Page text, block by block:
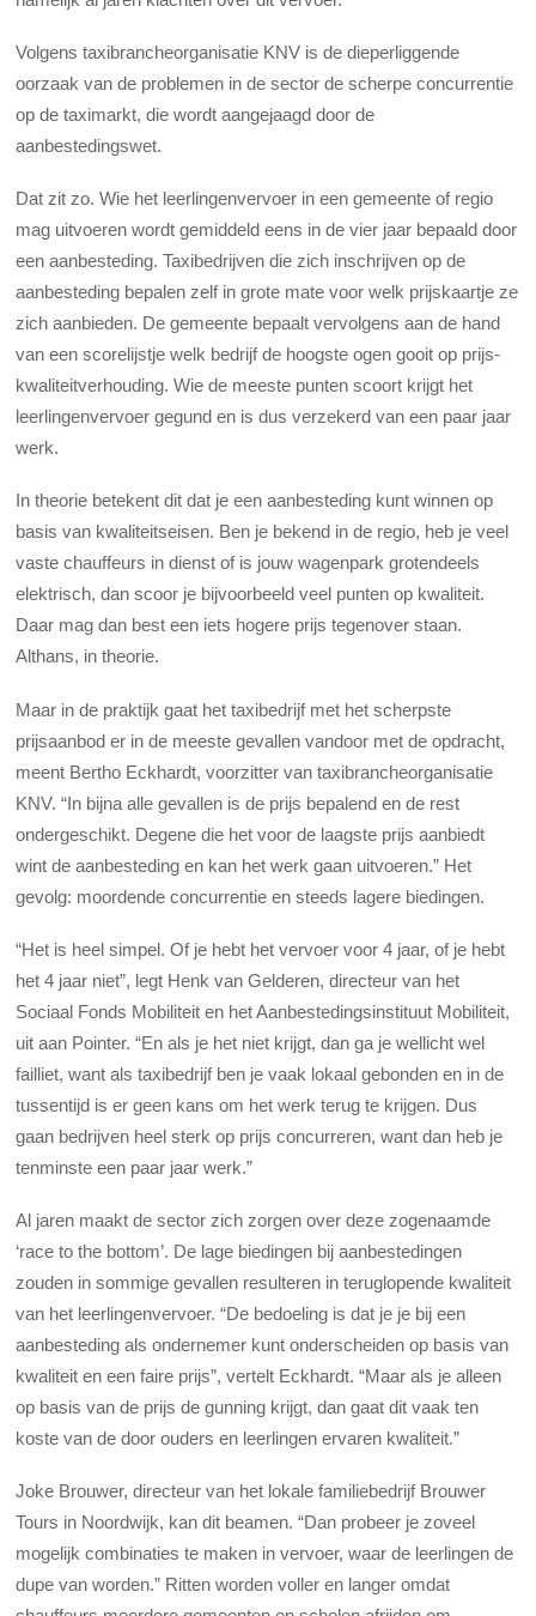
Volgens taxibrancheorganisatie KNV is de dieperliggende
oorzaak van de problemen in de sector de scherpe concurrentie
op de taximarkt, die wordt aangejaagd door de
aanbestedingswet.
Dat zit zo. Wie het leerlingenvervoer in een gemeente of regio
mag uitvoeren wordt gemiddeld eens in de vier jaar bepaald door
een aanbesteding. Taxibedrijven die zich inschrijven op de
aanbesteding bepalen zelf in grote mate voor welk prijskaartje ze
zich aanbieden. De gemeente bepaalt vervolgens aan de hand
van een scorelijstje welk bedrijf de hoogste ogen gooit op prijs-
kwaliteitverhouding. Wie de meeste punten scoort krijgt het
leerlingenvervoer gegund en is dus verzekerd van een paar jaar
werk.
In theorie betekent dit dat je een aanbesteding kunt winnen op
basis van kwaliteitseisen. Ben je bekend in de regio, heb je veel
vaste chauffeurs in dienst of is jouw wagenpark grotendeels
elektrisch, dan scoor je bijvoorbeeld veel punten op kwaliteit.
Daar mag dan best een iets hogere prijs tegenover staan.
Althans, in theorie.
Maar in de praktijk gaat het taxibedrijf met het scherpste
prijsaanbod er in de meeste gevallen vandoor met de opdracht,
meent Bertho Eckhardt, voorzitter van taxibrancheorganisatie
KNV. “In bijna alle gevallen is de prijs bepalend en de rest
ondergeschikt. Degene die het voor de laagste prijs aanbiedt
wint de aanbesteding en kan het werk gaan uitvoeren.” Het
gevolg: moordende concurrentie en steeds lagere biedingen.
“Het is heel simpel. Of je hebt het vervoer voor 4 jaar, of je hebt
het 4 jaar niet”, legt Henk van Gelderen, directeur van het
Sociaal Fonds Mobiliteit en het Aanbestedingsinstituut Mobiliteit,
uit aan Pointer. “En als je het niet krijgt, dan ga je wellicht wel
failliet, want als taxibedrijf ben je vaak lokaal gebonden en in de
tussentijd is er geen kans om het werk terug te krijgen. Dus
gaan bedrijven heel sterk op prijs concurreren, want dan heb je
tenminste een paar jaar werk.”
Al jaren maakt de sector zich zorgen over deze zogenaamde
‘race to the bottom’. De lage biedingen bij aanbestedingen
zouden in sommige gevallen resulteren in teruglopende kwaliteit
van het leerlingenvervoer. “De bedoeling is dat je je bij een
aanbesteding als ondernemer kunt onderscheiden op basis van
kwaliteit en een faire prijs”, vertelt Eckhardt. “Maar als je alleen
op basis van de prijs de gunning krijgt, dan gaat dit vaak ten
koste van de door ouders en leerlingen ervaren kwaliteit.”
Joke Brouwer, directeur van het lokale familiebedrijf Brouwer
Tours in Noordwijk, kan dit beamen. “Dan probeer je zoveel
mogelijk combinaties te maken in vervoer, waar de leerlingen de
dupe van worden.” Ritten worden voller en langer omdat